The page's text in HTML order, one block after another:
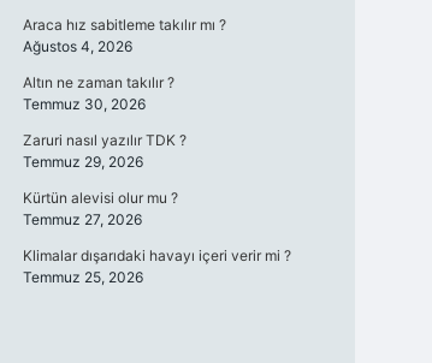
Araca hız sabitleme takılır mı ?
Ağustos 4, 2026
Altın ne zaman takılır ?
Temmuz 30, 2026
Zaruri nasıl yazılır TDK ?
Temmuz 29, 2026
Kürtün alevisi olur mu ?
Temmuz 27, 2026
Klimalar dışarıdaki havayı içeri verir mi ?
Temmuz 25, 2026